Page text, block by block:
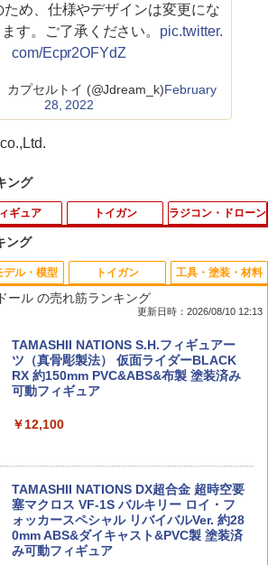
め、仕様やデザインは変更にな
す。ご了承ください。 pic.twitter.
com/Ecpr2OFYdZ
プセルトイ (@Jdream_k)February
28, 2022
ング
けもプラ おまねこ 【KP-04R】 (プラモ
デル)
【中古】[PTM] プレミアムバンダイ限定
(5064913) バンダイスピリッツ(2023013
1)
￥5,492
ギュア
【中古】 バンダイスピリッツ S.H.Figua
rts(真骨彫製法) 仮面ライダーBLACK RX
【A´】 未開封品/箱少し傷みあり
￥11,000
インテリア・生活雑貨 おもちゃ・ゲー
【未開封】ゾイドワイルド デスレックス
紫龍形態 [ティラノサウルス種]タカラト
トイガン
東京マルイ BBローダーXL エアガン
TAILOR JAPAN 止血帯ホルダーセット
止血帯 EDCツールキット防災用品 ター
備 サバゲー装備 常備品 軽量駆血帯 固定
￥1,980
オプションNo.1 LiPo セーフティチャー
ラジコン・ドローン
アトラス モーターコネクター [AT7-041]
(JAN：4518626270418)
ヨコモ ヨコモ ブラックグリス【CS-BG
アーテック 絵巻きものB 14202
￥319
ング
ール の売れ筋ランキング
更新日時：2026/08/10 12:13
TAMASHII NATIONS S.H.フィギュアー
ツ（真骨彫製法） 仮面ライダーBLACK
RX 約150mm PVC&ABS&布製 塗装済み
可動フィギュア
￥12,100
TAMASHII NATIONS DX超合金 超時空要
塞マクロス VF-1S バルキリー ロイ・フ
ォッカースペシャル リバイバルVer. 約28
0mm ABS&ダイキャスト&PVC製 塗装済
み可動フィギュア
デル・模型 トイガン 工具・塗装・材料